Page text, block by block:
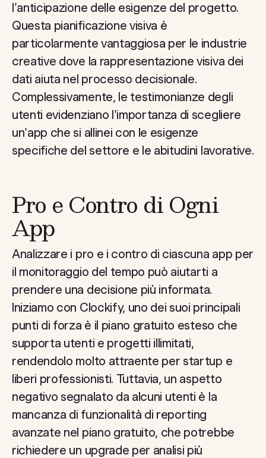
l'anticipazione delle esigenze del progetto.
Questa pianificazione visiva è
particolarmente vantaggiosa per le industrie
creative dove la rappresentazione visiva dei
dati aiuta nel processo decisionale.
Complessivamente, le testimonianze degli
utenti evidenziano l'importanza di scegliere
un'app che si allinei con le esigenze
specifiche del settore e le abitudini lavorative.
Pro e Contro di Ogni
App
Analizzare i pro e i contro di ciascuna app per
il monitoraggio del tempo può aiutarti a
prendere una decisione più informata.
Iniziamo con Clockify, uno dei suoi principali
punti di forza è il piano gratuito esteso che
supporta utenti e progetti illimitati,
rendendolo molto attraente per startup e
liberi professionisti. Tuttavia, un aspetto
negativo segnalato da alcuni utenti è la
mancanza di funzionalità di reporting
avanzate nel piano gratuito, che potrebbe
richiedere un upgrade per analisi più